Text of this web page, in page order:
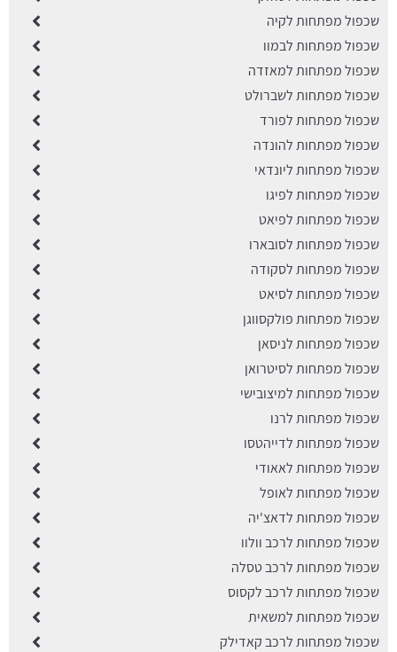
שכפול מפתחות לקיה
שכפול מפתחות לבמוו
שכפול מפתחות למאזדה
שכפול מפתחות לשברולט
שכפול מפתחות לפורד
שכפול מפתחות להונדה
שכפול מפתחות ליונדאי
שכפול מפתחות לפיגו
שכפול מפתחות לפיאט
שכפול מפתחות לסובארו
שכפול מפתחות לסקודה
שכפול מפתחות לסיאט
שכפול מפתחות פולקסווגן
שכפול מפתחות לניסאן
שכפול מפתחות לסיטרואן
שכפול מפתחות למיצובישי
שכפול מפתחות לרנו
שכפול מפתחות לדייהטסו
שכפול מפתחות לאאודי
שכפול מפתחות לאופל
שכפול מפתחות לדאצ'יה
שכפול מפתחות לרכב וולוו
שכפול מפתחות לרכב טסלה
שכפול מפתחות לרכב לקסוס
שכפול מפתחות למשאית
שכפול מפתחות לרכב קאדילק